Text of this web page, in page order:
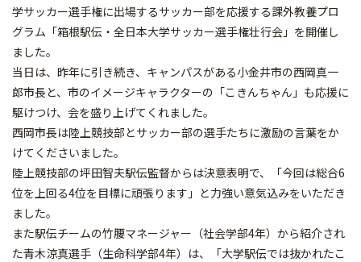
学サッカー選手権に出場するサッカー部を応援する課外教養プロ
グラム「箱根駅伝・全日本大学サッカー選手権壮行会」を開催し
ました。
当日は、昨年に引き続き、キャンパスがある小金井市の西岡真一
郎市長と、市のイメージキャラクターの「こきんちゃん」も応援に
駆けつけ、会を盛り上げてくれました。
西岡市長は陸上競技部とサッカー部の選手たちに激励の言葉をか
けてくださいました。
陸上競技部の坪田智夫駅伝監督からは決意表明で、「今回は総合6
位を上回る4位を目標に頑張ります」と力強い意気込みをいただき
ました。
また駅伝チームの竹腰マネージャー（社会学部4年）から紹介され
た青木涼真選手（生命科学部4年）は、「大学駅伝では抜かれたこ